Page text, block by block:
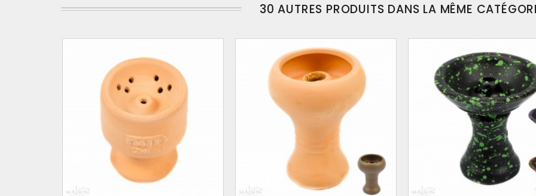
30 AUTRES PRODUITS DANS LA MÊME